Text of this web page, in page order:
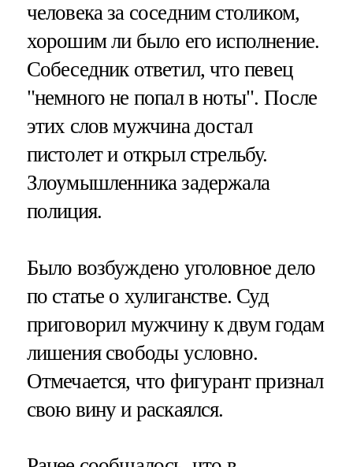
человека за соседним столиком,
хорошим ли было его исполнение.
Собеседник ответил, что певец
"немного не попал в ноты". После
этих слов мужчина достал
пистолет и открыл стрельбу.
Злоумышленника задержала
полиция.
Было возбуждено уголовное дело
по статье о хулиганстве. Суд
приговорил мужчину к двум годам
лишения свободы условно.
Отмечается, что фигурант признал
свою вину и раскаялся.